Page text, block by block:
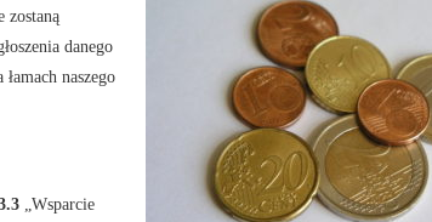
zostaną
danego
naszego
„Wsparcie